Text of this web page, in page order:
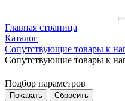
Главная страница
Каталог
Сопутствующие товары к
Сопутствующие товары к
Подбор параметров